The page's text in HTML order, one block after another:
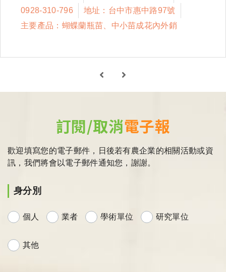
0928-310-796
地址：台中市惠中路97號
主要產品：蝴蝶蘭瓶苗、中小苗成花內外銷
訂閱/取消電子報
歡迎填寫您的電子郵件，日後若有農企業的相關活動或資
訊，我們將會以電子郵件通知您，謝謝。
身分別
個人 業者 學術單位 研究單位
其他